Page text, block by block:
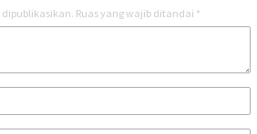
Ruas yang wajib ditandai *